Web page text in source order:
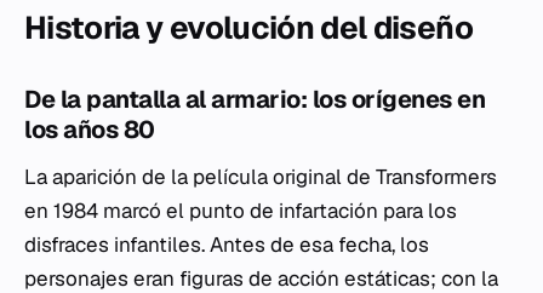
Historia y evolución del diseño
De la pantalla al armario: los orígenes en
los años 80
La aparición de la película original de Transformers
en 1984 marcó el punto de infartación para los
disfraces infantiles. Antes de esa fecha, los
personajes eran figuras de acción estáticas; con la